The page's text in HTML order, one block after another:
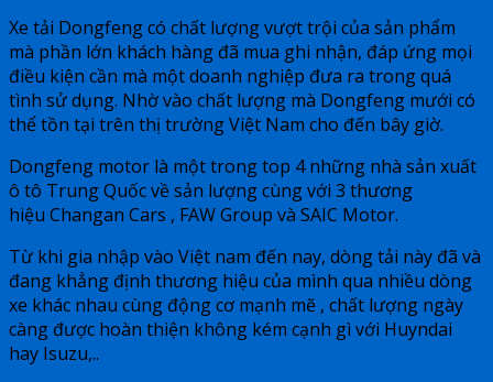
Xe tải Dongfeng có chất lượng vượt trội của sản phẩm
mà phần lớn khách hàng đã mua ghi nhận, đáp ứng mọi
điều kiện cần mà một doanh nghiệp đưa ra trong quá
tình sử dụng. Nhờ vào chất lượng mà Dongfeng mưới có
thể tồn tại trên thị trường Việt Nam cho đến bây giờ.
Dongfeng motor là một trong top 4 những nhà sản xuất
ô tô Trung Quốc về sản lượng cùng với 3 thương
hiệu Changan Cars , FAW Group và SAIC Motor.
Từ khi gia nhập vào Việt nam đến nay, dòng tải này đã và
đang khẳng định thương hiệu của mình qua nhiều dòng
xe khác nhau cùng động cơ mạnh mẽ , chất lượng ngày
càng được hoàn thiện không kém cạnh gì với Huyndai
hay Isuzu,..